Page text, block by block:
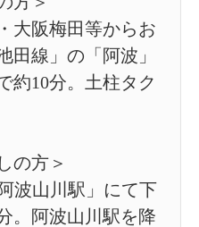
大阪梅田等からお
田線」の「阿波」
約10分。土柱タク
の方＞
波山川駅」にて下
。阿波山川駅を降